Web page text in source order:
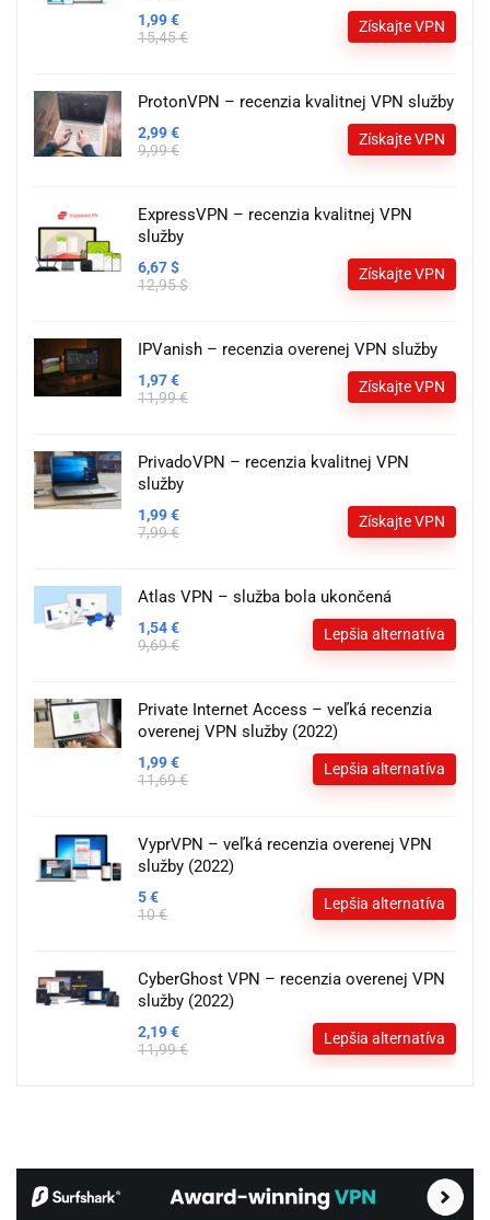
1,99 €
15,45 €
Získajte VPN
ProtonVPN – recenzia kvalitnej VPN služby
2,99 €
9,99 €
Získajte VPN
ExpressVPN – recenzia kvalitnej VPN
služby
6,67 $
12,95 $
Získajte VPN
IPVanish – recenzia overenej VPN služby
1,97 €
11,99 €
Získajte VPN
PrivadoVPN – recenzia kvalitnej VPN
služby
1,99 €
7,99 €
Získajte VPN
Atlas VPN – služba bola ukončená
1,54 €
9,69 €
Lepšia alternatíva
Private Internet Access – veľká recenzia
overenej VPN služby (2022)
1,99 €
11,69 €
Lepšia alternatíva
VyprVPN – veľká recenzia overenej VPN
služby (2022)
5 €
10 €
Lepšia alternatíva
CyberGhost VPN – recenzia overenej VPN
služby (2022)
2,19 €
11,99 €
Lepšia alternatíva